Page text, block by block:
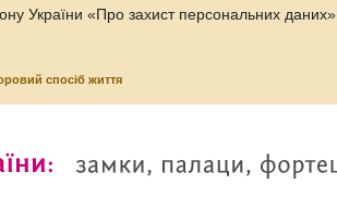
України «Про захист персональних даних».
спосіб життя